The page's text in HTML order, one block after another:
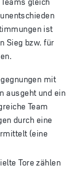
ist
Sieg bzw. für
mit
ausgeht und ein
Team
durch eine
(eine
Tore zählen